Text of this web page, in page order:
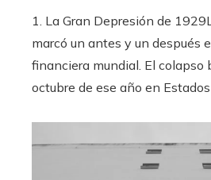
1. La Gran Depresión de
marcó un antes y un después
financiera mundial. El colapso
octubre de ese año en